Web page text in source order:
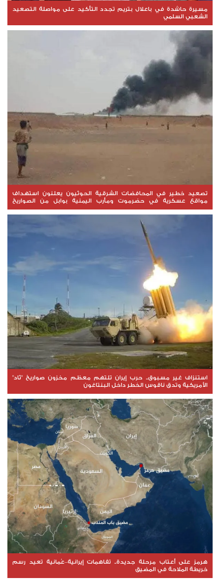
مسيرة حاشدة في باعلال بتريم تجدد التأكيد على مواصلة التصعيد
الشعبي السلمي
تصعيد خطير في المحافضات الشرقية الحوثيون يعلنون استهداف
مواقع عسكرية في حضرموت ومأرب اليمنية بوابل من الصواريخ
والطائرات المسيّرة
استنزاف غير مسبوق.. حرب إيران تلتهم معظم مخزون صواريخ "ثاد"
الأمريكية وتدق ناقوس الخطر داخل البنتاغون
هرمز على أعتاب مرحلة جديدة.. تفاهمات إيرانية–عُمانية تعيد رسم
خريطة الملاحة في المضيق